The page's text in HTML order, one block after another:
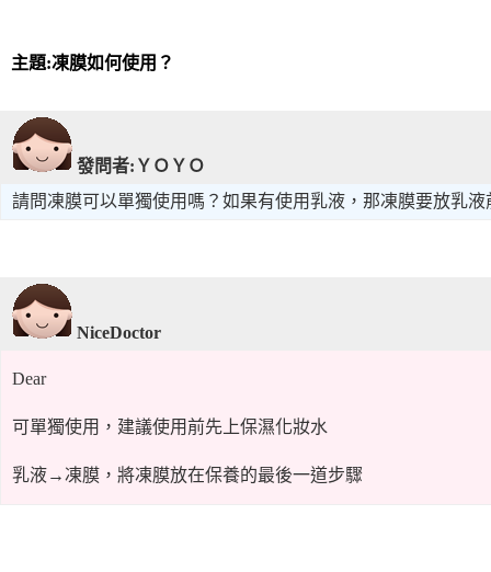
主題:凍膜如何使用？
發問者:ＹＯＹＯ
請問凍膜可以單獨使用嗎？如果有使用乳液，那凍膜要放乳
NiceDoctor
Dear
可單獨使用，建議使用前先上保濕化妝水
乳液→凍膜，將凍膜放在保養的最後一道步驟